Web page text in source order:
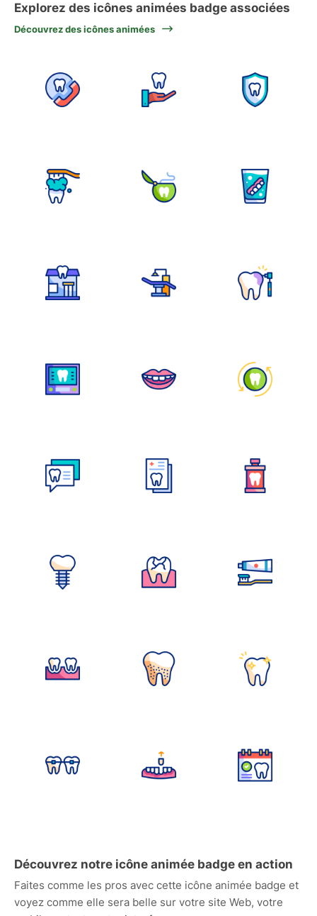
Explorez des icônes animées badge associées
Découvrez des icônes animées
Découvrez notre icône animée badge en action
Faites comme les pros avec cette icône animée badge et
voyez comme elle sera belle sur votre site Web, votre